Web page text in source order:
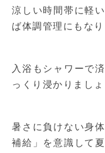
涼しい時間帯に軽
ば体調管理にもなり
入浴もシャワーで
っくり浸かりましょ
暑さに負けない身
補給」を意識して